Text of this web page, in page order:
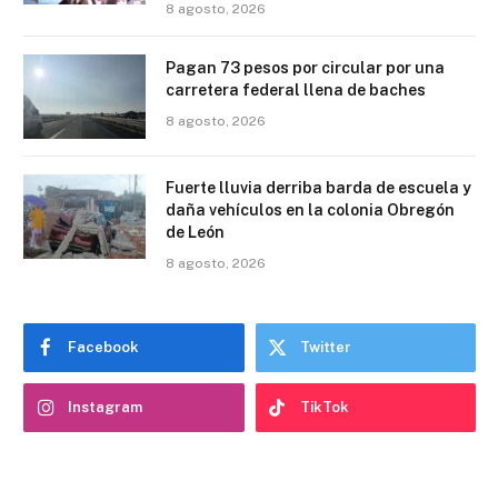
8 agosto, 2026
Pagan 73 pesos por circular por una
carretera federal llena de baches
8 agosto, 2026
Fuerte lluvia derriba barda de escuela y
daña vehículos en la colonia Obregón
de León
8 agosto, 2026
Facebook Twitter
Instagram TikTok